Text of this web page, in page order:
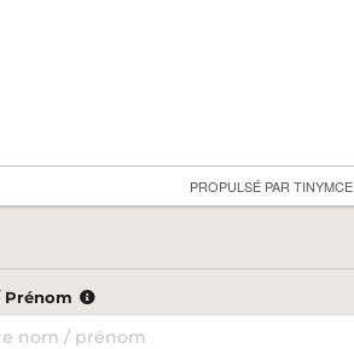
PROPULSÉ PAR TINYMCE
Prénom